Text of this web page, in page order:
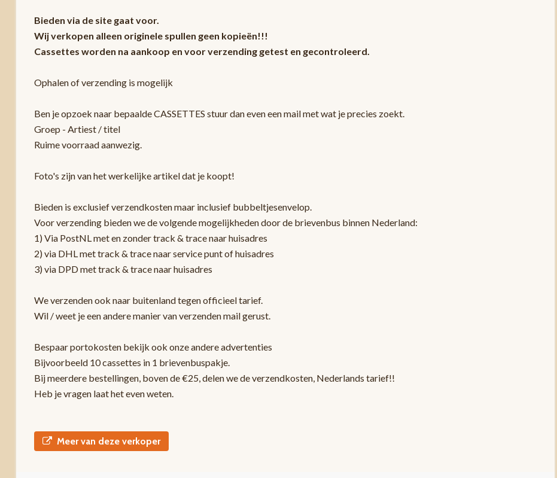
Bieden via de site gaat voor.
Wij verkopen alleen originele spullen geen kopieën!!!
Cassettes worden na aankoop en voor verzending getest en gecontroleerd.
Ophalen of verzending is mogelijk
Ben je opzoek naar bepaalde CASSETTES stuur dan even een mail met wat je precies zoekt.
Groep - Artiest / titel
Ruime voorraad aanwezig.
Foto's zijn van het werkelijke artikel dat je koopt!
Bieden is exclusief verzendkosten maar inclusief bubbeltjesenvelop.
Voor verzending bieden we de volgende mogelijkheden door de brievenbus binnen Nederland:
1) Via PostNL met en zonder track & trace naar huisadres
2) via DHL met track & trace naar service punt of huisadres
3) via DPD met track & trace naar huisadres
We verzenden ook naar buitenland tegen officieel tarief.
Wil / weet je een andere manier van verzenden mail gerust.
Bespaar portokosten bekijk ook onze andere advertenties
Bijvoorbeeld 10 cassettes in 1 brievenbuspakje.
Bij meerdere bestellingen, boven de €25, delen we de verzendkosten, Nederlands tarief!!
Heb je vragen laat het even weten.
Meer van deze verkoper